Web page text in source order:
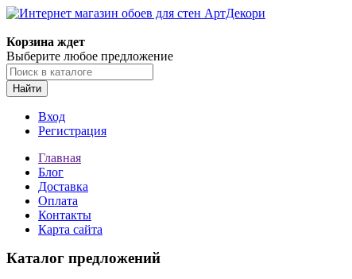
Корзина ждет
Выберите любое предложение
Найти
Вход
Регистрация
Главная
Блог
Доставка
Оплата
Контакты
Карта сайта
Каталог предложений